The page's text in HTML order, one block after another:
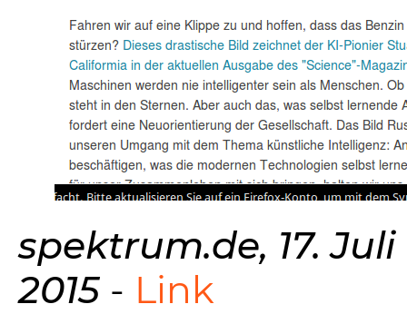
spektrum.de, 17. Juli
2015- Link